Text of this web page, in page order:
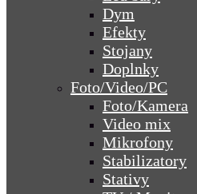
Dym
Efekty
Stojany
Doplnky
Foto/Video/PC
Foto/Kamera
Video mix
Mikrofony
Stabilizatory
Stativy